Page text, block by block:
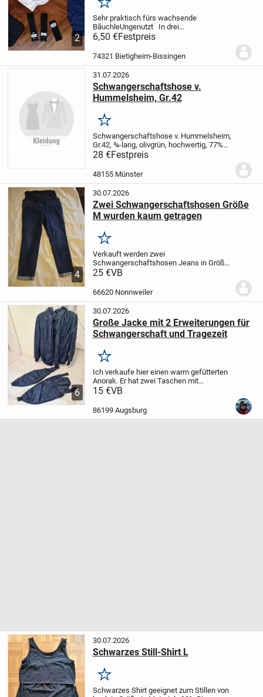
2
Merken
Sehr praktisch fürs wachsende
BãuchleUngenutzt In drei
unterschiedlichen Farben,
Bilder.
Festpreis
Aufpreis als Warensendung
6,50 €Festpreis
74321 Bietigheim-Bissingen
31.07.2026
Schwangerschaftshose v.
Hummelsheim, Gr.42
Merken
Schwangerschaftshose v. Hummelsheim,
Gr.42, ¾-lang, olivgrün, hochwertig, 77%
Viskose, 21% Polyester, 2% Elastan.
Versand plus 4,20 Euro Versandkosten.
Kann dann per Überweisung bezahlt
werden...
28 €Festpreis
48155 Münster
4
30.07.2026
Zwei Schwangerschaftshosen Größe
M wurden kaum getragen
Merken
Verkauft werden zwei
Schwangerschaftshosen Jeans in Größe
MBeide Hosen wurden kaum getragen,
gerne melden
25 €VB
66620 Nonnweiler
6
30.07.2026
Große Jacke mit 2 Erweiterungen für
Schwangerschaft und Tragezeit
Merken
Ich verkaufe hier einen warm gefütterten
Anorak. Er hat zwei Taschen mit
Reißverschluss.
der Rückseite und die zwei Erweiterungen
15 €VB
86199 Augsburg
30.07.2026
Schwarzes Still-Shirt L
Merken
Schwarzes Shirt geeignet zum Stillen von